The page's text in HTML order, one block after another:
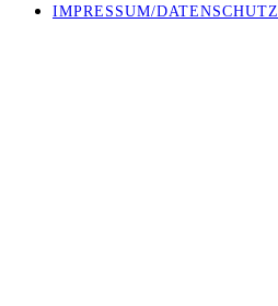
IMPRESSUM/DATENSCHUTZ